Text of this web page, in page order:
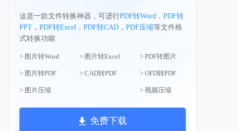
这是一款文件转换神器，可进行PDF转Word， PDF转
PPT， PDF转Excel， PDF转CAD， PDF压缩等文件格
式转换功能
> 图片转Word > 图片转Excel > PDF转图片
> 图片转PDF > CAD转PDF > OFD转PDF
> 图片压缩 > 视频压缩
免费下载